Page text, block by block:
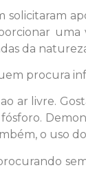
solicitaram
uma
da
procura
ar livre.
o uso